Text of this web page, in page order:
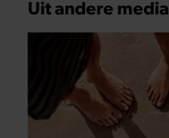
Uit andere media